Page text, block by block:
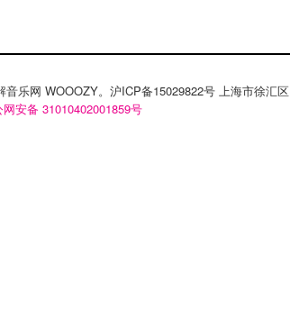
乐网 WOOOZY。沪ICP备15029822号 上海市徐汇区
网安备 31010402001859号